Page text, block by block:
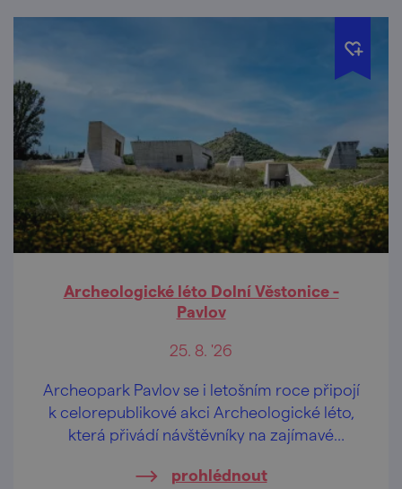
Archeologické léto Dolní Věstonice -
Pavlov
25. 8. '26
Archeopark Pavlov se i letošním roce připojí
k celorepublikové akci Archeologické léto,
která přivádí návštěvníky na zajímavé
odborníků z archeologických ústavů, muzeí
prohlédnout